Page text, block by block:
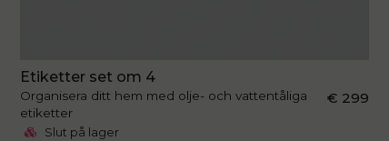
Etiketter set om 4
Organisera ditt hem med olje- och vattentåliga
etiketter
€ 299
Slut på lager